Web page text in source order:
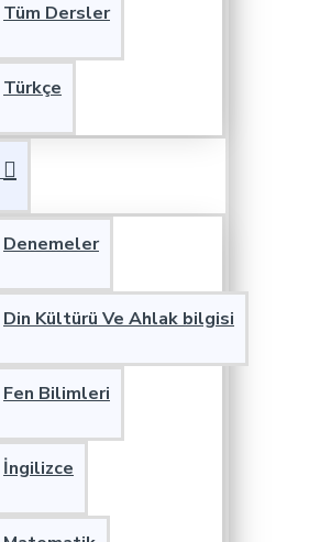
Tüm Dersler
Türkçe
Denemeler
Din Kültürü Ve Ahlak bilgisi
Fen Bilimleri
İngilizce